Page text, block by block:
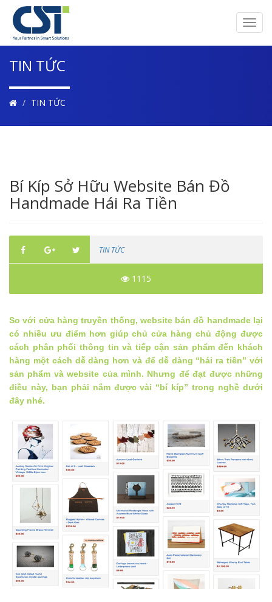
TIN TỨC
TIN TỨC
Bí Kíp Sở Hữu Website Bán Đồ
Handmade Hái Ra Tiền
TIN TỨC
1115
So với cửa hàng truyền thống, website bán đồ handmade lại
có nhiều ưu điểm hơn giúp chủ cửa hàng chủ động được
cách phân phối thông tin và tiếp cận sản phẩm đến khách
hàng một cách dễ dàng hơn và để dễ dàng “hái ra tiền” với
sản phẩm và website của mình. Nhưng để đạt được những
điều này, bạn phải nắm được vài “bí kíp” trong nghề dưới
đây nhé.